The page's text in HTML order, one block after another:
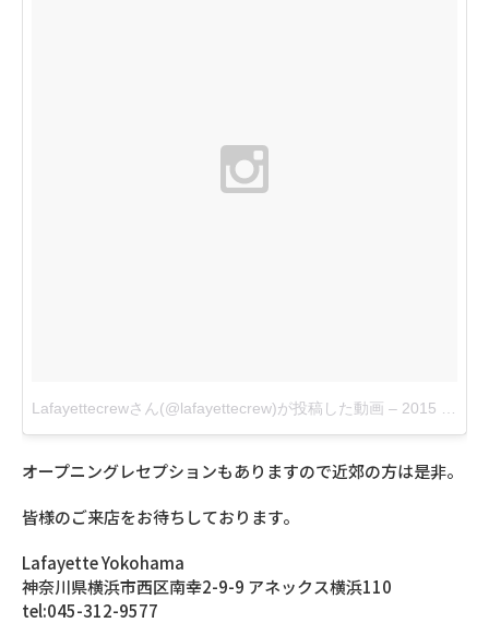
Lafayettecrewさん(@lafayettecrew)が投稿した動画 – 2015 6月 11 6:27午前 PDT
オープニングレセプションもありますので近郊の方は是非。
皆様のご来店をお待ちしております。
Lafayette Yokohama
神奈川県横浜市西区南幸2-9-9 アネックス横浜110
tel:045-312-9577